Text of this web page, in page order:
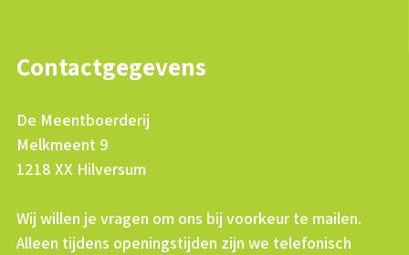
Contactgegevens
De Meentboerderij
Melkmeent 9
1218 XX Hilversum
Wij willen je vragen om ons bij voorkeur te mailen.
Alleen tijdens openingstijden zijn we telefonisch